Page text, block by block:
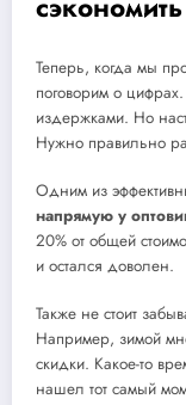
Теперь, когда мы
поговорим о
издержками. Но
Нужно правильно
Одним из
напрямую у
20% от общей
и остался доволен.
Также не стоит
Например, зимой
скидки. Какое-то
нашел тот самый